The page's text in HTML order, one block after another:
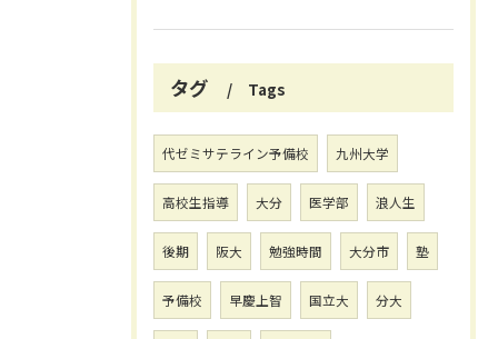
タグ Tags
代ゼミサテライン予備校 九州大学
高校生指導 大分 医学部 浪人生
後期 阪大 勉強時間 大分市 塾
予備校 早慶上智 国立大 分大